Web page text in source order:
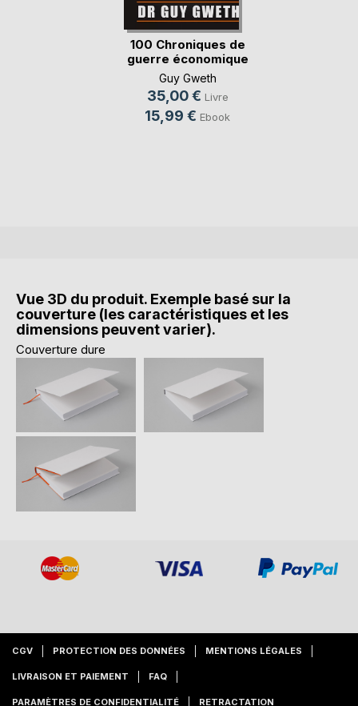
100 Chroniques de
guerre économique
Guy Gweth
35,00 € Livre
15,99 € Ebook
Vue 3D du produit. Exemple basé sur la
couverture (les caractéristiques et les
dimensions peuvent varier).
Couverture dure
CGV PROTECTION DES DONNÉES MENTIONS LÉGALES
LIVRAISON ET PAIEMENT FAQ
PARAMÈTRES DE CONFIDENTIALITÉ RETRACTATION